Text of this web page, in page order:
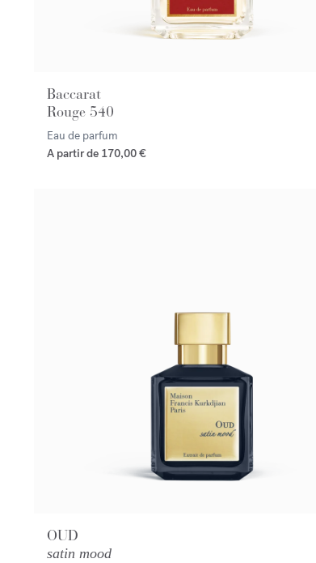
Baccarat
Rouge 540
Eau de parfum
A partir de 170,00 €
OUD
satin mood